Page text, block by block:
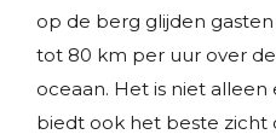
op de berg glijden
tot 80 km per uur over
oceaan. Het is niet
biedt ook het beste zicht